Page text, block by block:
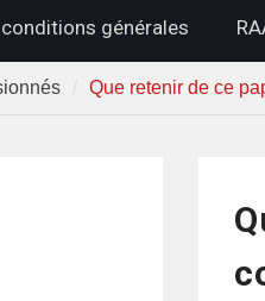
conditions générales
Que retenir de ce